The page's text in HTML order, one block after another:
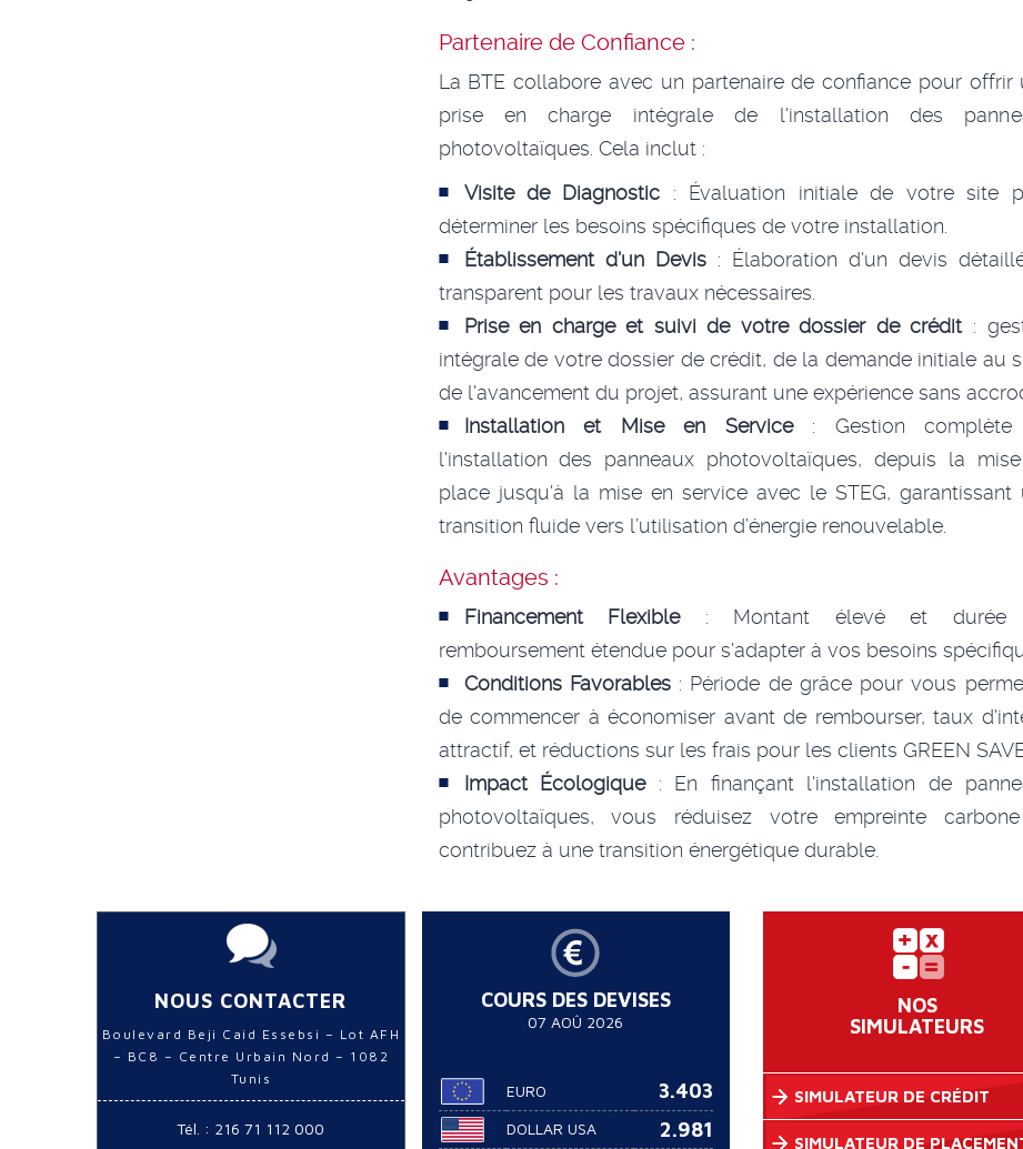
Partenaire de Confiance :
La BTE collabore avec un partenaire de confiance pour offrir
prise en charge intégrale de l'installation des
photovoltaïques. Cela inclut :
Visite de Diagnostic : Évaluation initiale de votre site
déterminer les besoins spécifiques de votre installation.
Établissement d'un Devis: Élaboration d'un devis
transparent pour les travaux nécessaires.
Prise en charge et suivi de votre dossier de crédit:
intégrale de votre dossier de crédit, de la demande initiale au
de l'avancement du projet, assurant une expérience sans
Installation et Mise en Service: Gestion complète
l'installation des panneaux photovoltaïques, depuis la
place jusqu'à la mise en service avec le STEG, garantissant
transition fluide vers l’utilisation d’énergie renouvelable.
Avantages :
Financement Flexible: Montant élevé et durée
remboursement étendue pour s'adapter à vos besoins
Conditions Favorables: Période de grâce pour vous
de commencer à économiser avant de rembourser, taux
attractif, et réductions sur les frais pour les clients GREEN
Impact Écologique: En finançant l'installation de
photovoltaïques, vous réduisez votre empreinte
contribuez à une transition énergétique durable.
NOUS CONTACTER
Boulevard Beji Caid Essebsi – Lot AFH
– BC8 – Centre Urbain Nord – 1082
Tunis
Tél. : 216 71 112 000
COURS DES DEVISES
07 AOÛ 2026
EURO 3.403
DOLLAR USA 2.981
NOS
SIMULATEURS
SIMULATEUR DE CRÉDIT
SIMULATEUR DE